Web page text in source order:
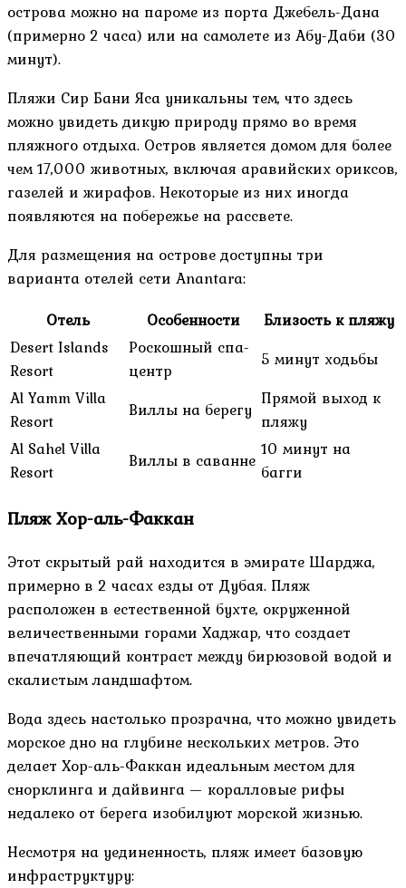
острова можно на пароме из порта Джебель-Дана
(примерно 2 часа) или на самолете из Абу-Даби (30
минут).
Пляжи Сир Бани Яса уникальны тем, что здесь
можно увидеть дикую природу прямо во время
пляжного отдыха. Остров является домом для более
чем 17,000 животных, включая аравийских ориксов,
газелей и жирафов. Некоторые из них иногда
появляются на побережье на рассвете.
Для размещения на острове доступны три
варианта отелей сети Anantara:
Отель
Особенности
Близость к пляжу
Desert Islands
Resort
Роскошный спа-
центр
5 минут ходьбы
Al Yamm Villa
Resort
Виллы на берегу Прямой выход к
пляжу
Al Sahel Villa
Resort
Виллы в саванне 10 минут на
багги
Пляж Хор-аль-Факкан
Этот скрытый рай находится в эмирате Шарджа,
примерно в 2 часах езды от Дубая. Пляж
расположен в естественной бухте, окруженной
величественными горами Хаджар, что создает
впечатляющий контраст между бирюзовой водой и
скалистым ландшафтом.
Вода здесь настолько прозрачна, что можно увидеть
морское дно на глубине нескольких метров. Это
делает Хор-аль-Факкан идеальным местом для
снорклинга и дайвинга — коралловые рифы
недалеко от берега изобилуют морской жизнью.
Несмотря на уединенность, пляж имеет базовую
инфраструктуру: